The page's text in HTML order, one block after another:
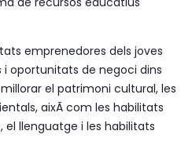
emprenedores dels joves
oportunitats de negoci dins
el patrimoni cultural, les
aixÃ­ com les habilitats
el llenguatge i les habilitats